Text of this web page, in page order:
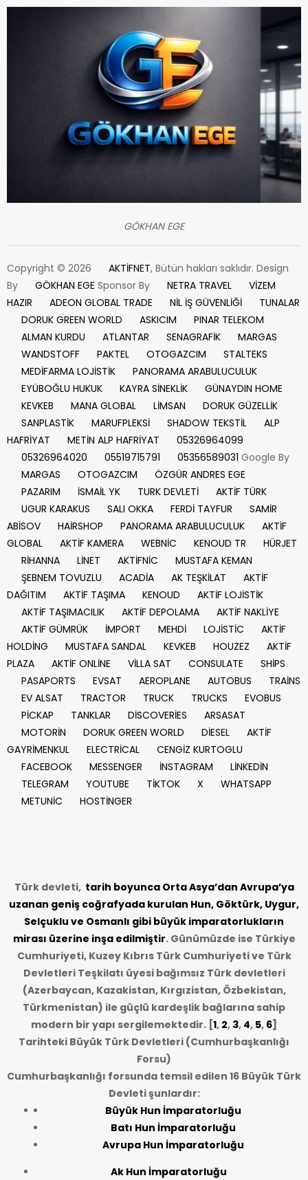
GÖKHAN EGE
Copyright © 2026 AKTİFNET, Bütün hakları saklıdır. Design
By
GÖKHAN EGE Sponsor By NETRA TRAVEL
VİZEM
HAZIR
ADEON GLOBAL TRADE NİL İŞ GÜVENLİĞİ
TUNALAR
DORUK GREEN WORLD
ASKICIM
PINAR TELEKOM
ALMAN KURDU
ATLANTAR SENAGRAFİK
MARGAS
WANDSTOFF
PAKTEL OTOGAZCIM
STALTEKS
MEDİFARMA LOJİSTİK
PANORAMA ARABULUCULUK
EYÜBOĞLU HUKUK
KAYRA SİNEKLİK
GÜNAYDIN HOME
KEVKEB
MANA GLOBAL LİMSAN
DORUK GÜZELLİK
SANPLASTİK
MARUFPLEKSİ SHADOW TEKSTİL
ALP
HAFRİYAT
METİN ALP HAFRİYAT
05326964099
05326964020
05519715791 05356589031 Google By
MARGAS
OTOGAZCIM
ÖZGÜR ANDRES EGE
PAZARIM
İSMAİL YK TURK DEVLETİ
AKTİF TÜRK
UGUR KARAKUS
SALI OKKA FERDİ TAYFUR
SAMİR
ABİSOV
HAİRSHOP PANORAMA ARABULUCULUK
AKTİF
GLOBAL
AKTİF KAMERA WEBNİC KENOUD TR
HÜRJET
RİHANNA
LİNET AKTİFNİC
MUSTAFA KEMAN
ŞEBNEM TOVUZLU
ACADİA AK TEŞKİLAT
AKTİF
DAĞITIM
AKTİF TAŞIMA KENOUD
AKTİF LOJİSTİK
AKTİF TAŞIMACILIK
AKTİF DEPOLAMA
AKTİF NAKLİYE
AKTİF GÜMRÜK
İMPORT MEHDİ LOJİSTİC
AKTİF
HOLDİNG
MUSTAFA SANDAL KEVKEB HOUZEZ
AKTİF
PLAZA
AKTİF ONLİNE VİLLA SAT CONSULATE
SHİPS
PASAPORTS
EVSAT AEROPLANE AUTOBUS
TRAİNS
EV ALSAT
TRACTOR TRUCK TRUCKS
EVOBUS
PİCKAP
TANKLAR DİSCOVERİES
ARSASAT
MOTORİN
DORUK GREEN WORLD DİESEL
AKTİF
GAYRİMENKUL
ELECTRİCAL
CENGİZ KURTOGLU
FACEBOOK
MESSENGER İNSTAGRAM
LİNKEDİN
TELEGRAM
YOUTUBE TİKTOK X
WHATSAPP
METUNİC
HOSTİNGER
Türk devleti, tarih boyunca Orta Asya’dan Avrupa’ya
uzanan geniş coğrafyada kurulan Hun, Göktürk, Uygur,
Selçuklu ve Osmanlı gibi büyük imparatorlukların
mirası üzerine inşa edilmiştir. Günümüzde ise Türkiye
Cumhuriyeti, Kuzey Kıbrıs Türk Cumhuriyeti ve Türk
Devletleri Teşkilatı üyesi bağımsız Türk devletleri
(Azerbaycan, Kazakistan, Kırgızistan, Özbekistan,
Türkmenistan) ile güçlü kardeşlik bağlarına sahip
modern bir yapı sergilemektedir. [1, 2, 3, 4, 5, 6]
Tarihteki Büyük Türk Devletleri (Cumhurbaşkanlığı
Forsu)
Cumhurbaşkanlığı forsunda temsil edilen 16 Büyük Türk
Devleti şunlardır:
Büyük Hun İmparatorluğu
Batı Hun İmparatorluğu
Avrupa Hun İmparatorluğu
Ak Hun İmparatorluğu